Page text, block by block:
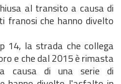
al transito a causa di
franosi che hanno divelto
14, la strada che collega
e che dal 2015 è rimasta
causa di una serie di